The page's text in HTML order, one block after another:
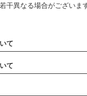
干異なる場合がございま
て
て